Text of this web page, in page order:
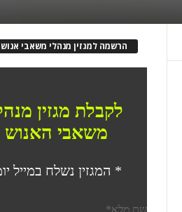
הרשמה למגזין מנהלי משאבי אנוש